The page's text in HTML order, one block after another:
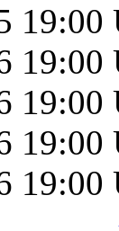
19:00
19:00
19:00
19:00
19:00